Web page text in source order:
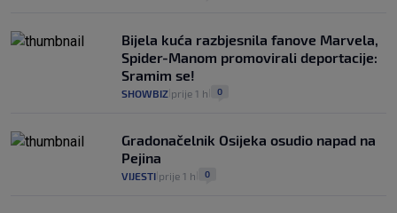
Bijela kuća razbjesnila fanove Marvela,
Spider-Manom promovirali deportacije:
Sramim se!
SHOWBIZ prije 1 h 0
Gradonačelnik Osijeka osudio napad na
Pejina
VIJESTI prije 1 h 0